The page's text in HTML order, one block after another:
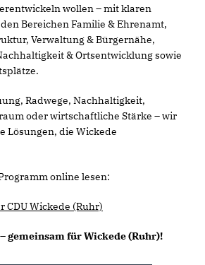
wollen – mit klaren
Bereichen Familie & Ehrenamt,
Verwaltung & Bürgernähe,
& Ortsentwicklung sowie
Radwege, Nachhaltigkeit,
oder wirtschaftliche Stärke – wir
Lösungen, die Wickede
online lesen:
CDU Wickede (Ruhr)
gemeinsam für Wickede (Ruhr)!